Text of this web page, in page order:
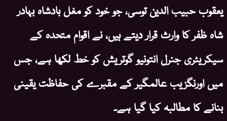
یعقوب حبیب الدین توسی، جو خود کو مغل بادشاہ بہادر
شاہ ظفر کا وارث قرار دیتے ہیں، نے اقوام متحدہ کے
سیکریٹری جنرل انتونیو گوتریش کو خط لکھا ہے، جس
میں اورنگزیب عالمگیر کے مقبرے کی حفاظت یقینی
بنانے کا مطالبہ کیا گیا ہے۔